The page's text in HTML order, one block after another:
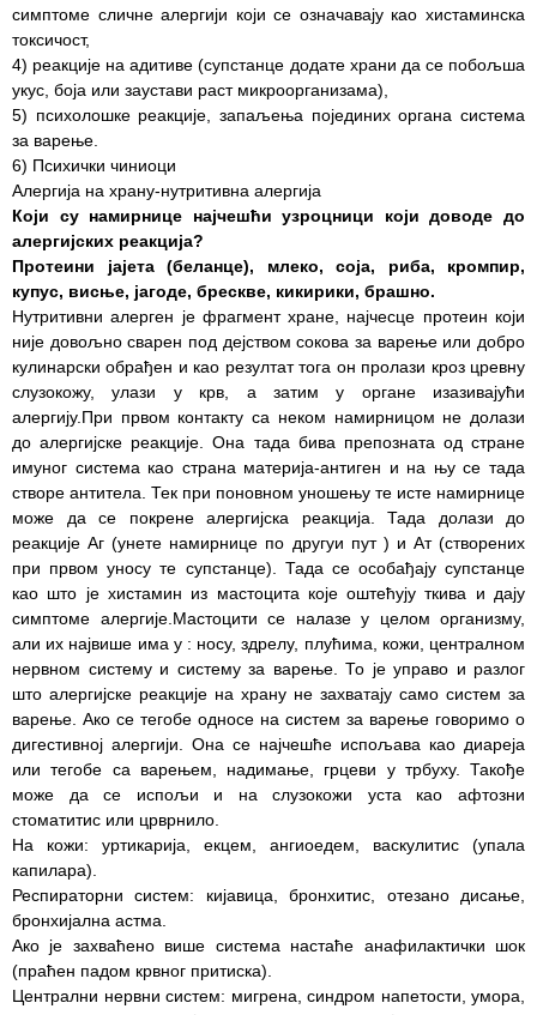
симптоме сличне алергији који се означавају као хистаминска
токсичост,
4) реакције на адитиве (супстанце додате храни да се побољша
укус, боја или заустави раст микроорганизама),
5) психолошке реакције, запаљења појединих органа система
за варење.
6) Психички чиниоци
Алергија на храну-нутритивна алергија
Који су намирнице најчешћи узроцници који доводе до
алергијских реакција?
Протеини јајета (беланце), млеко, соја, риба, кромпир,
купус, висње, јагоде, брескве, кикирики, брашно.
Нутритивни алерген је фрагмент хране, најчесце протеин који
није довољно сварен под дејством сокова за варење или добро
кулинарски обрађен и као резултат тога он пролази кроз цревну
слузокожу, улази у крв, а затим у органе изазивајући
алергију.При првом контакту са неком намирницом не долази
до алергијске реакције. Она тада бива препозната од стране
имуног система као страна материја-антиген и на њу се тада
створе антитела. Тек при поновном уношењу те исте намирнице
може да се покрене алергијска реакција. Тада долази до
реакције Аг (унете намирнице по другуи пут ) и Ат (створених
при првом уносу те супстанце). Тада се особађају супстанце
као што је хистамин из мастоцита које оштећују ткива и дају
симптоме алергије.Мастоцити се налазе у целом организму,
али их највише има у : носу, здрелу, плућима, кожи, централном
нервном систему и систему за варење. То је управо и разлог
што алергијске реакције на храну не захватају само систем за
варење. Ако се тегобе односе на систем за варење говоримо о
дигестивној алергији. Она се најчешће испољава као диареја
или тегобе са варењем, надимање, грцеви у трбуху. Такође
може да се испољи и на слузокожи уста као афтозни
стоматитис или црврнило.
На кожи: уртикарија, екцем, ангиоедем, васкулитис (упала
капилара).
Респираторни систем: кијавица, бронхитис, отезано дисање,
бронхијална астма.
Ако је захваћено више система настаће анафилактички шок
(праћен падом крвног притиска).
Централни нервни систем: мигрена, синдром напетости, умора,
медицине са
информатиком
економско-
финансијске,
техничке и
друге сличне
Информатор
Финансије
/ јавне
набавке
Квалитет
здравствене
заштите
Документа
ДОКУМЕНТА
ЗАПОСЛЕНЕ
ОГЛАСИ И
Конкурси
– 2024
– Архива